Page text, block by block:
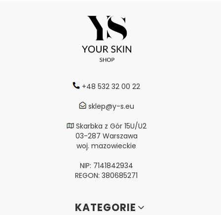
+48 532 32 00 22
sklep@y-s.eu
Skarbka z Gór 15U/U2
03-287 Warszawa
woj. mazowieckie
NIP: 7141842934
REGON: 380685271
Linki w stopceKATEGORIE